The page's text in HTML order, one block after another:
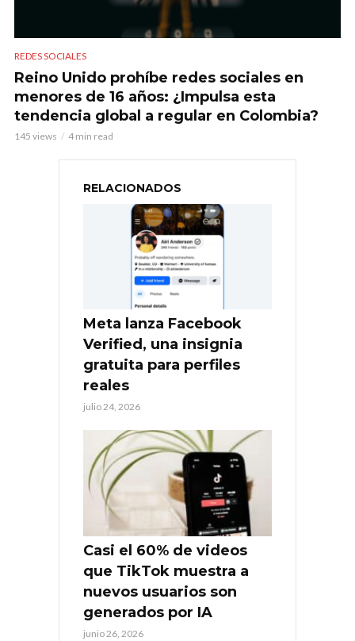
REDES SOCIALES
Reino Unido prohíbe redes sociales en
menores de 16 años: ¿Impulsa esta
tendencia global a regular en Colombia?
145 views 4 min read
RELACIONADOS
Meta lanza Facebook
Verified, una insignia
gratuita para perfiles
reales
julio 24, 2026
Casi el 60% de videos
que TikTok muestra a
nuevos usuarios son
generados por IA
junio 26, 2026